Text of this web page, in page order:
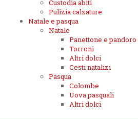
Custodia abiti
Pulizia calzature
Natale e pasqua
Natale
Panettone e pandoro
Torroni
Altri dolci
Cesti natalizi
Pasqua
Colombe
Uova pasquali
Altri dolci